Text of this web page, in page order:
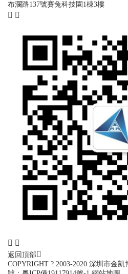
布瀾路137號賽兔科技園1棟3樓
返回頂部
COPYRIGHT ? 2003-2020 深圳市金